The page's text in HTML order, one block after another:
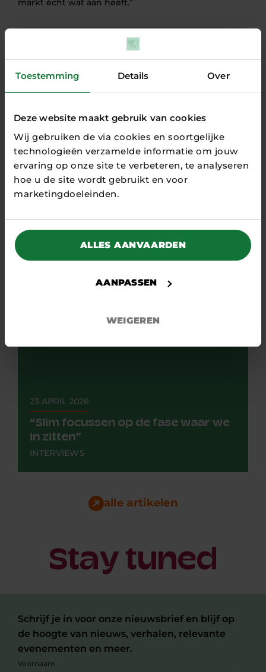
Toestemming Details Over
Deze website maakt gebruik van cookies
Wij gebruiken de via cookies en soortgelijke
technologieën verzamelde informatie om jouw
ervaring op onze site te verbeteren, te analyseren
hoe u de site wordt gebruikt en voor
marketingdoeleinden.
ALLES AANVAARDEN
AANPASSEN
WEIGEREN
markt écht wat aan heeft.”
Jorn Eiting van Liempt
NEEM CONTACT OP
GERELATEERDE
INSPIRATIE
23 APRIL 2026
“Slim focussen op de fase waar we
in zitten”
INTERVIEWS
alle artikelen
Stay tuned
Schrijf je in voor onze nieuwsbrief en blijf op
de hoogte van nieuws, verhalen, relevante
evenementen en meer.
Voornaam